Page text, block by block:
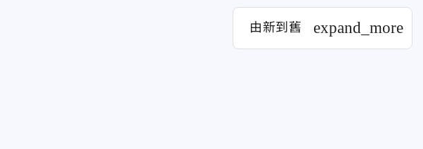
由新到舊 expand_more